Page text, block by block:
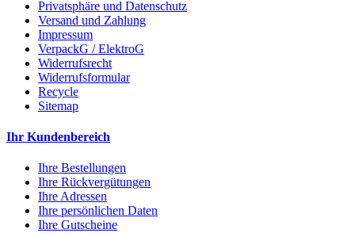
Privatsphäre und Datenschutz
Versand und Zahlung
Impressum
VerpackG / ElektroG
Widerrufsrecht
Widerrufsformular
Recycle
Sitemap
Ihr Kundenbereich
Ihre Bestellungen
Ihre Rückvergütungen
Ihre Adressen
Ihre persönlichen Daten
Ihre Gutscheine